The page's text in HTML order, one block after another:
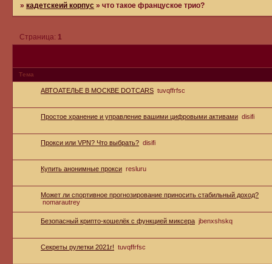
»кадетскеий корпус »что такое француское трио?
Страница: 1
Тема
АВТОАТЕЛЬЕ В МОСКВЕ DOTCARS tuvqffrfsc
Простое хранение и управление вашими цифровыми активами disifi
Прокси или VPN? Что выбрать? disifi
Купить анонимные прокси resluru
Может ли спортивное прогнозирование приносить стабильный доход?
nomarautrey
Безопасный крипто-кошелёк с функцией миксера jbenxshskq
Секреты рулетки 2021г! tuvqffrfsc